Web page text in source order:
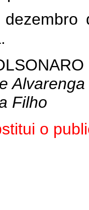
Alvarenga
Filho
o